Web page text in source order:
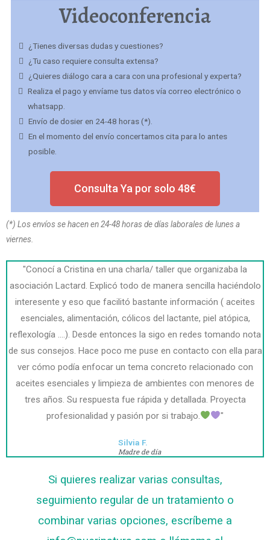
Videoconferencia
¿Tienes diversas dudas y cuestiones?
¿Tu caso requiere consulta extensa?
¿Quieres diálogo cara a cara con una profesional y experta?
Realiza el pago y envíame tus datos vía correo electrónico o
whatsapp.
Envío de dosier en 24-48 horas (*).
En el momento del envío concertamos cita para lo antes
posible.​
Consulta Ya por solo 48€
(*) Los envíos se hacen en 24-48 horas de días laborales de lunes a
viernes.
"Conocí a Cristina en una charla/ taller que organizaba la
asociación Lactard. Explicó todo de manera sencilla haciéndolo
interesente y eso que facilitó bastante información ( aceites
esenciales, alimentación, cólicos del lactante, piel atópica,
reflexología ....). Desde entonces la sigo en redes tomando nota
de sus consejos. Hace poco me puse en contacto con ella para
ver cómo podía enfocar un tema concreto relacionado con
aceites esenciales y limpieza de ambientes con menores de
tres años. Su respuesta fue rápida y detallada. Proyecta
profesionalidad y pasión por si trabajo.
"
Silvia F.
Madre de día
Si quieres realizar varias consultas,
seguimiento regular de un tratamiento o
combinar varias opciones, escríbeme a